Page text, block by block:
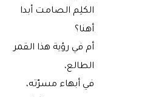
الكلِم الصامت أبدا
أهنا؟
أم في رؤية هذا القمر
الطالع،
في أبهاء مسرّته،